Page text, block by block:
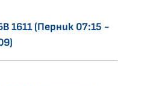
1611 (Перник 07:15 -